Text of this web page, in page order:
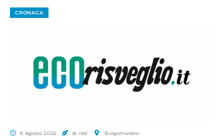
CRONACA
6 Agosto 2026 di red. Borgomanero